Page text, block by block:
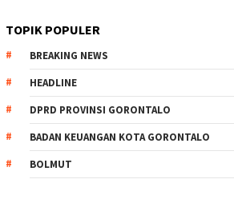
TOPIK POPULER
BREAKING NEWS
HEADLINE
DPRD PROVINSI GORONTALO
BADAN KEUANGAN KOTA GORONTALO
BOLMUT